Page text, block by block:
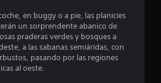
:
4
.
en buggy o a pie, las planicies
un sorprendente abanico de
praderas verdes y bosques a
a las sabanas semiáridas, con
pasando por las regiones
al oeste.